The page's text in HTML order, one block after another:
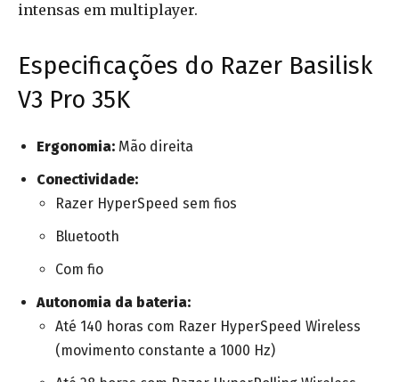
intensas em multiplayer.
Especificações do Razer Basilisk
V3 Pro 35K
Ergonomia: Mão direita
Conectividade:
Razer HyperSpeed sem fios
Bluetooth
Com fio
Autonomia da bateria:
Até 140 horas com Razer HyperSpeed Wireless
(movimento constante a 1000 Hz)